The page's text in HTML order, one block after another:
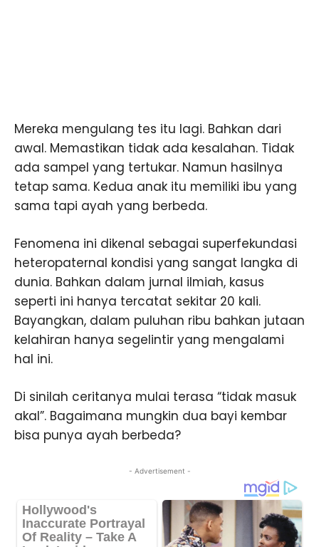
Mereka mengulang tes itu lagi. Bahkan dari
awal. Memastikan tidak ada kesalahan. Tidak
ada sampel yang tertukar. Namun hasilnya
tetap sama. Kedua anak itu memiliki ibu yang
sama tapi ayah yang berbeda.
Fenomena ini dikenal sebagai superfekundasi
heteropaternal kondisi yang sangat langka di
dunia. Bahkan dalam jurnal ilmiah, kasus
seperti ini hanya tercatat sekitar 20 kali.
Bayangkan, dalam puluhan ribu bahkan jutaan
kelahiran hanya segelintir yang mengalami
hal ini.
Di sinilah ceritanya mulai terasa “tidak masuk
akal”. Bagaimana mungkin dua bayi kembar
bisa punya ayah berbeda?
- Advertisement -